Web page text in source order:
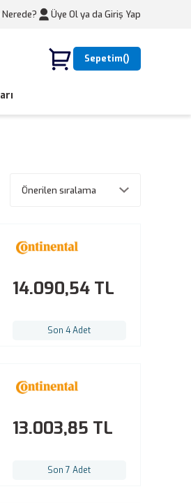
Üye Ol ya da Giriş Yap
Sepetim
14.090,54 TL
Son 4 Adet
13.003,85 TL
Son 7 Adet